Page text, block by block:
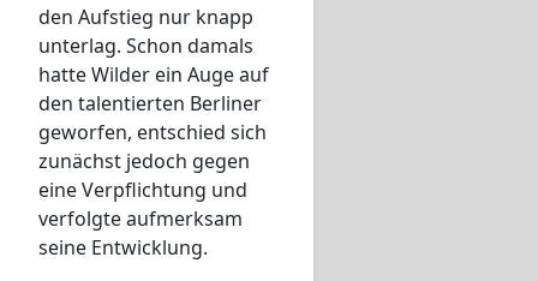
den Aufstieg nur knapp
unterlag. Schon damals
hatte Wilder ein Auge auf
den talentierten Berliner
geworfen, entschied sich
zunächst jedoch gegen
eine Verpflichtung und
verfolgte aufmerksam
seine Entwicklung.